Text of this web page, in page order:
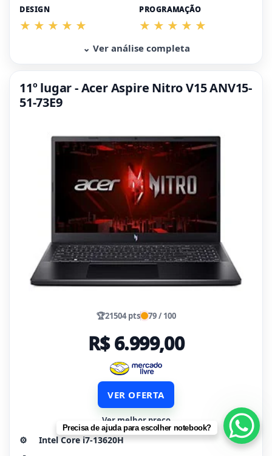
DESIGN PROGRAMAÇÃO
⌄ Ver análise completa
11º lugar - Acer Aspire Nitro V15 ANV15-
51-73E9
🏆21504 pts 79 / 100
R$ 6.999,00
VER OFERTA
Ver melhor preço
⚙️
Intel Core i7-13620H
Precisa de ajuda para escolher notebook?